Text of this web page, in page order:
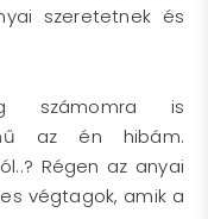
szeretetnek és
számomra is
az én hibám.
Régen az anyai
végtagok, amik a